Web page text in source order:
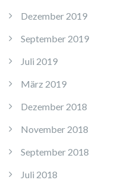
Dezember 2019
September 2019
Juli 2019
März 2019
Dezember 2018
November 2018
September 2018
Juli 2018